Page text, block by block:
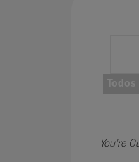
Todos